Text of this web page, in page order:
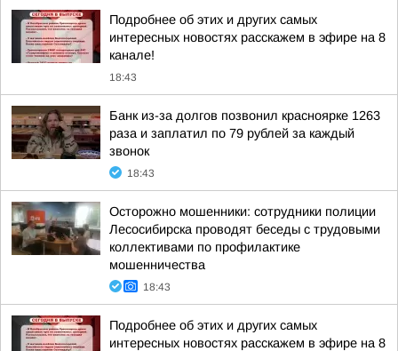
Подробнее об этих и других самых
интересных новостях расскажем в эфире на 8
канале!
18:43
Банк из-за долгов позвонил красноярке 1263
раза и заплатил по 79 рублей за каждый
звонок
18:43
Осторожно мошенники: сотрудники полиции
Лесосибирска проводят беседы с трудовыми
коллективами по профилактике
мошенничества
18:43
Подробнее об этих и других самых
интересных новостях расскажем в эфире на 8